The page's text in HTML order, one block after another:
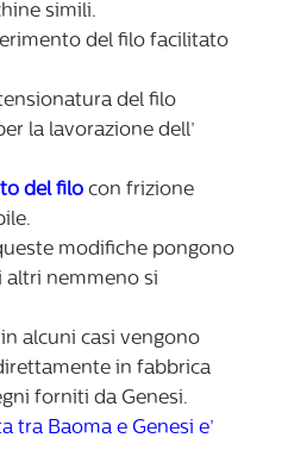
simili.
del filo facilitato
del filo
la lavorazione dell’
del filo con frizione
modifiche pongono
altri nemmeno si
alcuni casi vengono
in fabbrica
forniti da Genesi.
tra Baoma e Genesi e’